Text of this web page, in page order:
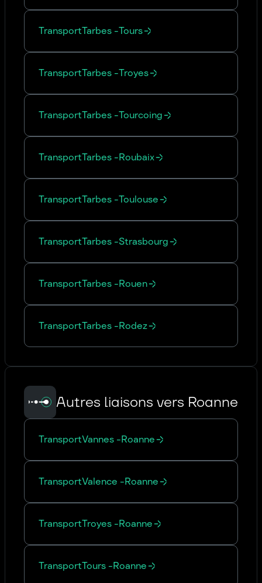
TransportTarbes -Tours
TransportTarbes -Troyes
TransportTarbes -Tourcoing
TransportTarbes -Roubaix
TransportTarbes -Toulouse
TransportTarbes -Strasbourg
TransportTarbes -Rouen
TransportTarbes -Rodez
Autres liaisons vers Roanne
TransportVannes -Roanne
TransportValence -Roanne
TransportTroyes -Roanne
TransportTours -Roanne